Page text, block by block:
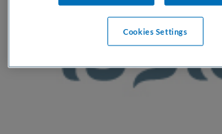
Cookies Settings